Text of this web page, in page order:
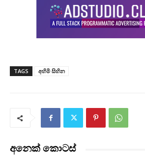
TAGS අහිමි සිහින
අනෙක් කොටස්